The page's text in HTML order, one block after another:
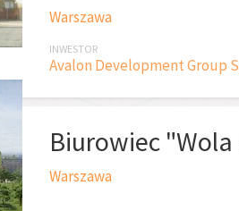
Warszawa
INWESTOR
Avalon Development Group
Biurowiec
Warszawa